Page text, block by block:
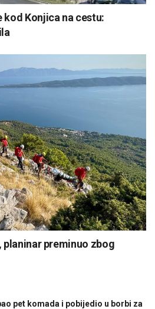
kod Konjica na cestu:
planinar preminuo zbog
pet komada i pobijedio u borbi za